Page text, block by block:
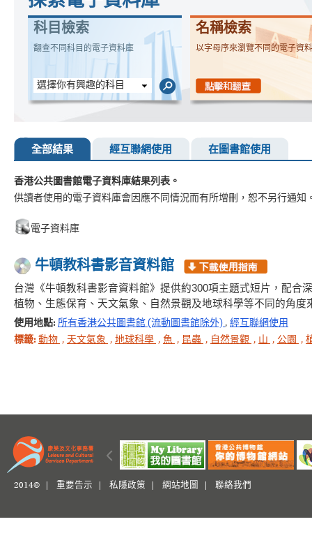
科目檢索
翻查不同科目的電子資料庫
選擇你有興趣的科目
名稱檢索
以字母序來瀏覽不同的電子資
全部結果 經互聯網使用 在圖書館使用
香港公共圖書館電子資料庫結果列表。
供讀者使用的電子資料庫會因應不同情況而有所增刪，恕不另行通知
電子資料庫
牛頓教科書影音資料館
台灣《牛頓教科書影音資料館》提供約300項主題式短片，配合
植物、生態保育、天文氣象、自然景觀及地球科學等不同的角度
使用地點: 所有香港公共圖書館 (流動圖書館除外) , 經互聯網使用
標籤: 動物 , 天文氣象 , 地球科學 , 魚 , 昆蟲 , 自然景觀 , 山 , 公園 ,
2014© | 重要告示 私隱政策 網站地圖 聯絡我們